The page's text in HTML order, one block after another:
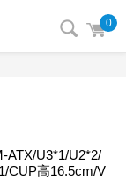
0
ATX/U3*1/U2*2/
CUP高16.5cm/V